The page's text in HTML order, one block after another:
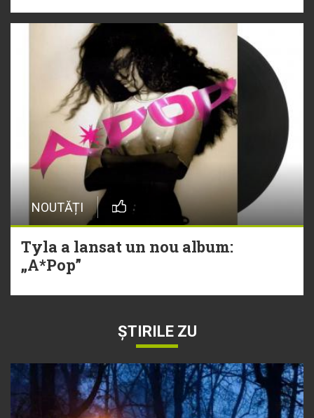
NOUTĂȚI
Tyla a lansat un nou album:
„A*Pop”
ȘTIRILE ZU